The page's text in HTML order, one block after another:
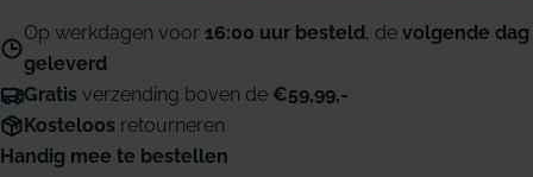
Op werkdagen voor 16:00 uur besteld, de volgende dag
geleverd
Gratis verzending boven de €59,99,-
Kosteloos retourneren
Handig mee te bestellen